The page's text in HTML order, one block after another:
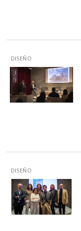
DISEÑO
DISEÑO